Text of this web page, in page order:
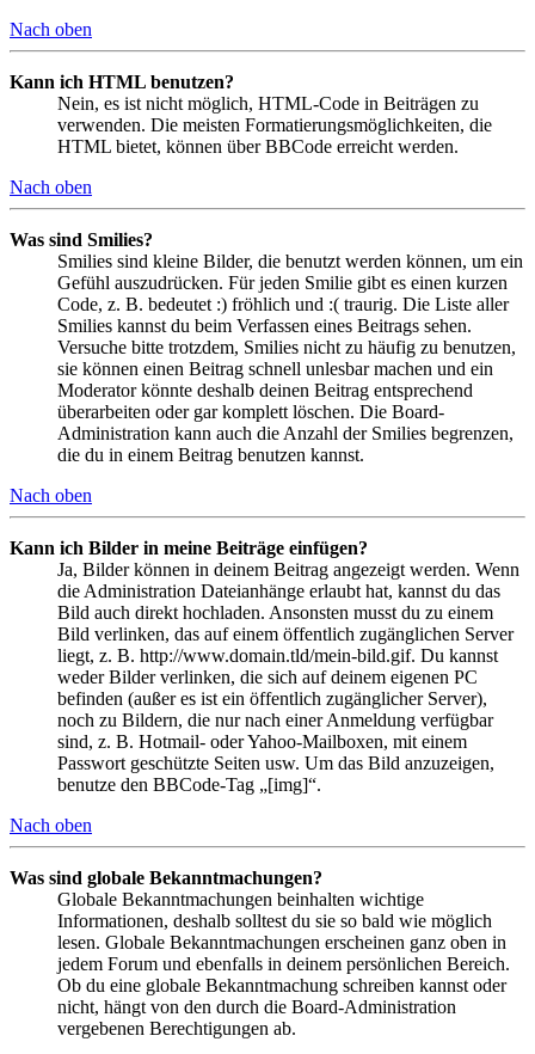
Nach oben
Kann ich HTML benutzen?
Nein, es ist nicht möglich, HTML-Code in Beiträgen zu
verwenden. Die meisten Formatierungsmöglichkeiten, die
HTML bietet, können über BBCode erreicht werden.
Nach oben
Was sind Smilies?
Smilies sind kleine Bilder, die benutzt werden können, um ein
Gefühl auszudrücken. Für jeden Smilie gibt es einen kurzen
Code, z. B. bedeutet :) fröhlich und :( traurig. Die Liste aller
Smilies kannst du beim Verfassen eines Beitrags sehen.
Versuche bitte trotzdem, Smilies nicht zu häufig zu benutzen,
sie können einen Beitrag schnell unlesbar machen und ein
Moderator könnte deshalb deinen Beitrag entsprechend
überarbeiten oder gar komplett löschen. Die Board-
Administration kann auch die Anzahl der Smilies begrenzen,
die du in einem Beitrag benutzen kannst.
Nach oben
Kann ich Bilder in meine Beiträge einfügen?
Ja, Bilder können in deinem Beitrag angezeigt werden. Wenn
die Administration Dateianhänge erlaubt hat, kannst du das
Bild auch direkt hochladen. Ansonsten musst du zu einem
Bild verlinken, das auf einem öffentlich zugänglichen Server
liegt, z. B. http://www.domain.tld/mein-bild.gif. Du kannst
weder Bilder verlinken, die sich auf deinem eigenen PC
befinden (außer es ist ein öffentlich zugänglicher Server),
noch zu Bildern, die nur nach einer Anmeldung verfügbar
sind, z. B. Hotmail- oder Yahoo-Mailboxen, mit einem
Passwort geschützte Seiten usw. Um das Bild anzuzeigen,
benutze den BBCode-Tag „[img]“.
Nach oben
Was sind globale Bekanntmachungen?
Globale Bekanntmachungen beinhalten wichtige
Informationen, deshalb solltest du sie so bald wie möglich
lesen. Globale Bekanntmachungen erscheinen ganz oben in
jedem Forum und ebenfalls in deinem persönlichen Bereich.
Ob du eine globale Bekanntmachung schreiben kannst oder
nicht, hängt von den durch die Board-Administration
vergebenen Berechtigungen ab.